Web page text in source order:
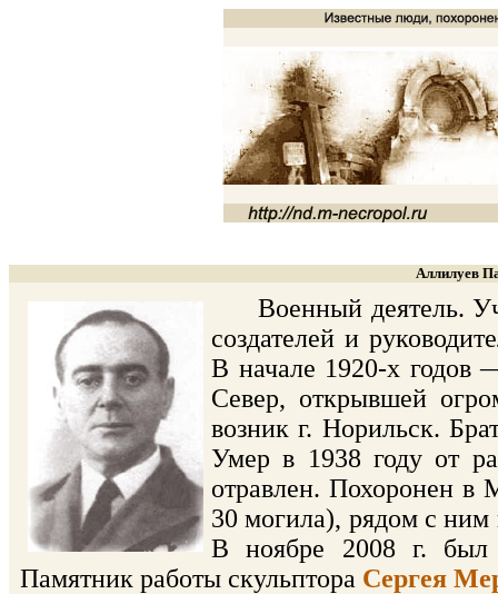
Аллилуев
Военный деятель.
создателей и
В начале 1920-х годов
Север, открывшей
возник г. Норильск.
Умер в 1938 году от
отравлен. Похоронен в
30 могила), рядом с
В ноябре 2008 г.
Памятник работы скульптора Сергея